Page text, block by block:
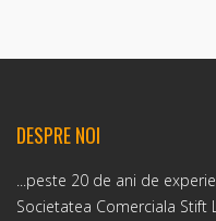
DESPRE NOI
...peste 20 de ani de
Societatea Comerciala Stift